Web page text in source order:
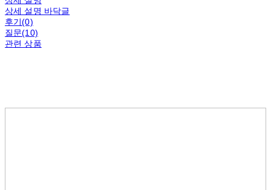
상세 설명 바닥글
후기(0)
질문(10)
관련 상품